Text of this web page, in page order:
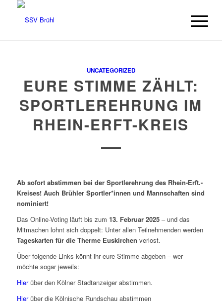
UNCATEGORIZED
EURE STIMME ZÄHLT:
SPORTLEREHRUNG IM
RHEIN-ERFT-KREIS
Ab sofort abstimmen bei der Sportlerehrung des Rhein-Erft.-
Kreises! Auch Brühler Sportler*innen und Mannschaften sind
nominiert!
Das Online-Voting läuft bis zum 13. Februar 2025– und das
Mitmachen lohnt sich doppelt: Unter allen Teilnehmenden werden
Tageskarten für die Therme Euskirchen verlost.
Über folgende Links könnt ihr eure Stimme abgeben – wer
möchte sogar jeweils:
Hierüber den Kölner Stadtanzeiger abstimmen.
Hierüber die Kölnische Rundschau abstimmen